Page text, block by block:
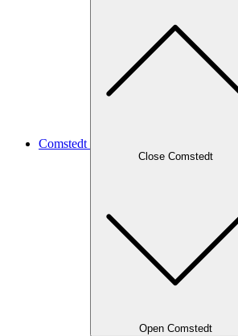
Comstedt
Close Comstedt
Open Comstedt